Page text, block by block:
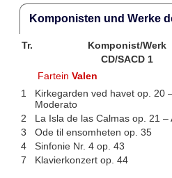
Komponisten und Werke
Tr. Komponist/Werk
CD/SACD 1
FarteinValen
1
Kirkegarden ved havet op. 20
Moderato
2 La Isla de las Calmas op. 21 –
3
Ode til ensomheten op. 35
4
Sinfonie Nr. 4 op. 43
7
Klavierkonzert op. 44